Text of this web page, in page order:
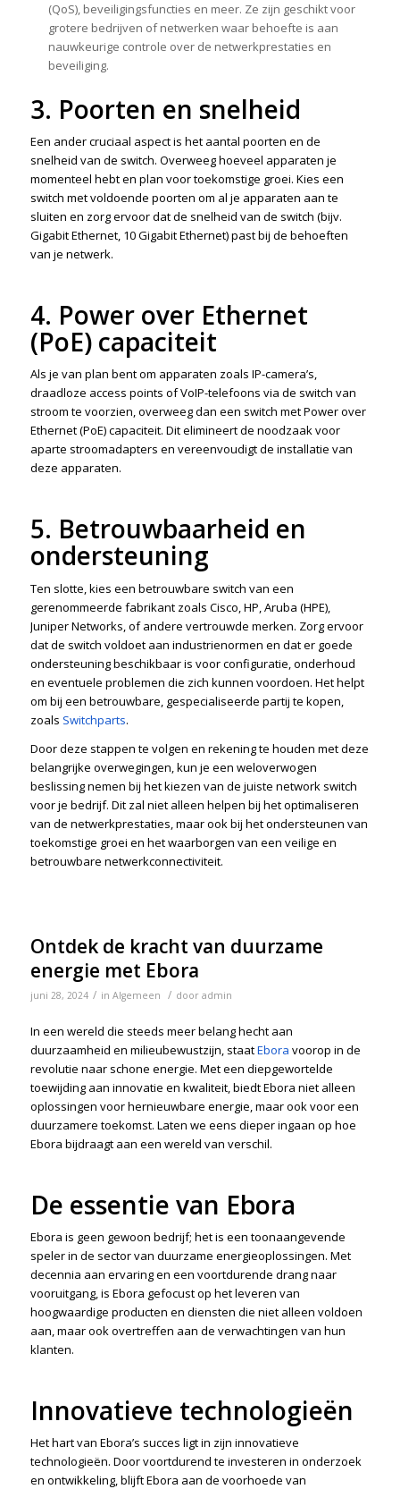
(QoS), beveiligingsfuncties en meer. Ze zijn geschikt voor
grotere bedrijven of netwerken waar behoefte is aan
nauwkeurige controle over de netwerkprestaties en
beveiliging.
3. Poorten en snelheid
Een ander cruciaal aspect is het aantal poorten en de
snelheid van de switch. Overweeg hoeveel apparaten je
momenteel hebt en plan voor toekomstige groei. Kies een
switch met voldoende poorten om al je apparaten aan te
sluiten en zorg ervoor dat de snelheid van de switch (bijv.
Gigabit Ethernet, 10 Gigabit Ethernet) past bij de behoeften
van je netwerk.
4. Power over Ethernet
(PoE) capaciteit
Als je van plan bent om apparaten zoals IP-camera’s,
draadloze access points of VoIP-telefoons via de switch van
stroom te voorzien, overweeg dan een switch met Power over
Ethernet (PoE) capaciteit. Dit elimineert de noodzaak voor
aparte stroomadapters en vereenvoudigt de installatie van
deze apparaten.
5. Betrouwbaarheid en
ondersteuning
Ten slotte, kies een betrouwbare switch van een
gerenommeerde fabrikant zoals Cisco, HP, Aruba (HPE),
Juniper Networks, of andere vertrouwde merken. Zorg ervoor
dat de switch voldoet aan industrienormen en dat er goede
ondersteuning beschikbaar is voor configuratie, onderhoud
en eventuele problemen die zich kunnen voordoen. Het helpt
om bij een betrouwbare, gespecialiseerde partij te kopen,
zoals Switchparts.
Door deze stappen te volgen en rekening te houden met deze
belangrijke overwegingen, kun je een weloverwogen
beslissing nemen bij het kiezen van de juiste network switch
voor je bedrijf. Dit zal niet alleen helpen bij het optimaliseren
van de netwerkprestaties, maar ook bij het ondersteunen van
toekomstige groei en het waarborgen van een veilige en
betrouwbare netwerkconnectiviteit.
Ontdek de kracht van duurzame
energie met Ebora
juni 28, 2024 / in Algemeen / door admin
In een wereld die steeds meer belang hecht aan
duurzaamheid en milieubewustzijn, staatEbora voorop in de
revolutie naar schone energie. Met een diepgewortelde
toewijding aan innovatie en kwaliteit, biedt Ebora niet alleen
oplossingen voor hernieuwbare energie, maar ook voor een
duurzamere toekomst. Laten we eens dieper ingaan op hoe
Ebora bijdraagt aan een wereld van verschil.
De essentie van Ebora
Ebora is geen gewoon bedrijf; het is een toonaangevende
speler in de sector van duurzame energieoplossingen. Met
decennia aan ervaring en een voortdurende drang naar
vooruitgang, is Ebora gefocust op het leveren van
hoogwaardige producten en diensten die niet alleen voldoen
aan, maar ook overtreffen aan de verwachtingen van hun
klanten.
Innovatieve technologieën
Het hart van Ebora’s succes ligt in zijn innovatieve
technologieën. Door voortdurend te investeren in onderzoek
en ontwikkeling, blijft Ebora aan de voorhoede van